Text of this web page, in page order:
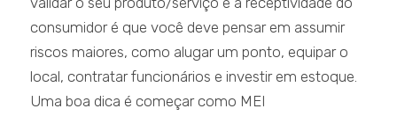
consumidor é que você deve pensar em assumir
riscos maiores, como alugar um ponto, equipar o
local, contratar funcionários e investir em estoque.
Uma boa dica é começar como MEI